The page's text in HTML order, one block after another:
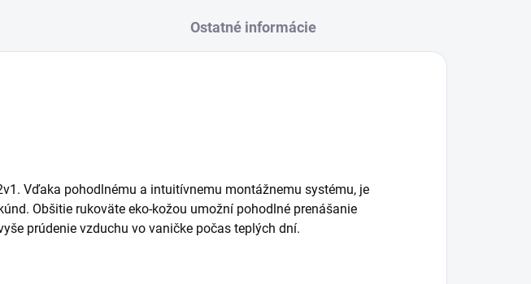
Ostatné informácie
Vďaka pohodlnému a intuitívnemu montážnemu systému, je
Obšitie rukoväte eko-kožou umožní pohodlné prenášanie
prúdenie vzduchu vo vaničke počas teplých dní.